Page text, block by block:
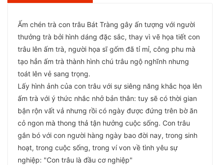
Ấm chén trà con trâu Bát Tràng gây ấn tượng với người
thưởng trà bởi hình dáng đặc sắc, thay vì vẽ họa tiết con
trâu lên ấm trà, người họa sĩ gốm đã tỉ mỉ, công phu mà
tạo hẳn ấm trà thành hình chú trâu ngộ nghĩnh nhưng
toát lên vẻ sang trọng.
Lấy hình ảnh của con trâu với sự siêng năng khắc họa lên
ấm trà với ý thức nhắc nhở bản thân: tuy sẽ có thời gian
bận rộn vất vả nhưng rồi có ngày được đứng trên bờ ăn
cỏ ngon mà thong thả tận hưởng cuộc sống. Con trâu
gắn bó với con người hàng ngày bao đời nay, trong sinh
hoạt, trong cuộc sống, trong ví von về tình yêu sự
nghiệp: "Con trâu là đầu cơ nghiệp"